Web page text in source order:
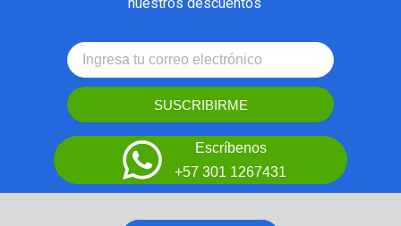
SUSCRIBIRME
Escríbenos
+57 301 1267431